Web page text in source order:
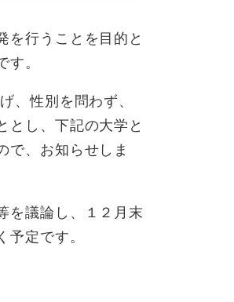
行うことを目的と
。
、性別を問わず、
とし、下記の大学と
で、お知らせしま
を議論し、１２月末
定です。